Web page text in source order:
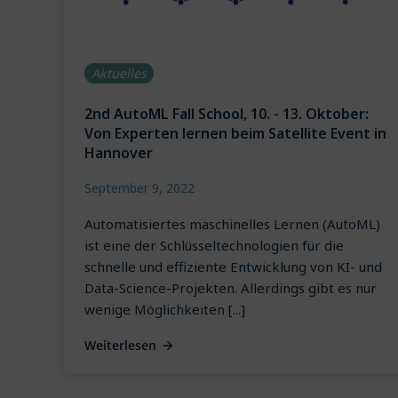
Aktuelles
2nd AutoML Fall School, 10. - 13. Oktober:
Von Experten lernen beim Satellite Event in
Hannover
September 9, 2022
Automatisiertes maschinelles Lernen (AutoML)
ist eine der Schlüsseltechnologien für die
schnelle und effiziente Entwicklung von KI- und
Data-Science-Projekten. Allerdings gibt es nur
wenige Möglichkeiten [...]
Weiterlesen